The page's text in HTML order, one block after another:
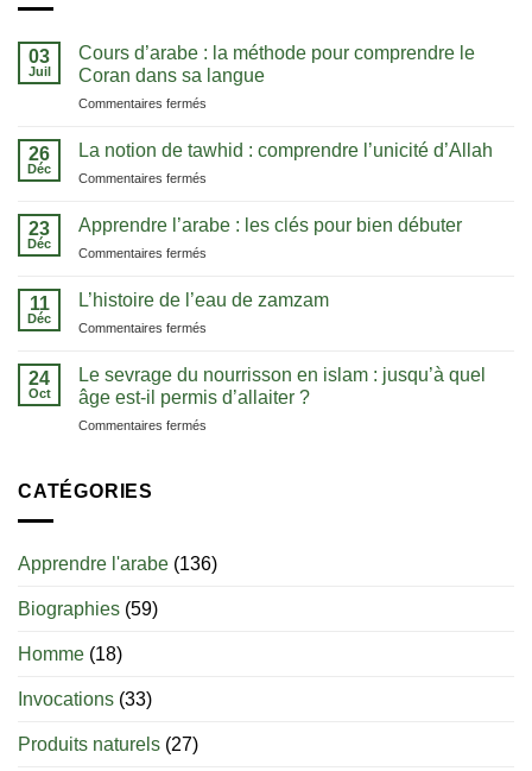
03
Juil
Cours d’arabe : la méthode pour comprendre le
Coran dans sa langue
Commentaires fermés
d’arabe
pour
dans
26
Déc
La notion de tawhid : comprendre l’unicité d’Allah
Commentaires fermés
notion
comprendre
23
Déc
Apprendre l’arabe : les clés pour bien débuter
Commentaires fermés
l’arabe
pour
bien
11
Déc
L’histoire de l’eau de zamzam
Commentaires fermés
l’eau
de
24
Oct
Le sevrage du nourrisson en islam : jusqu’à quel
âge est-il permis d’allaiter ?
Commentaires fermés
:
CATÉGORIES
Apprendre l'arabe (136)
Biographies (59)
Homme (18)
Invocations (33)
Produits naturels (27)